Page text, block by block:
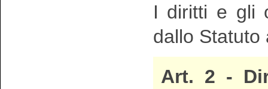
I diritti e gli
dallo Statuto
Art. 2 -